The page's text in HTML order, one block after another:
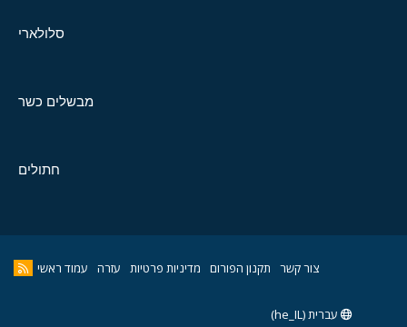
סלולארי
מבשלים כשר
חתולים
צור קשר תקנון הפורום מדיניות פרטיות עזרה עמוד ראשי
עברית (he_IL)